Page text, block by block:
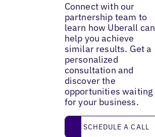
Connect with our
partnership team to
learn how Uberall can
help you achieve
similar results. Get a
personalized
consultation and
discover the
opportunities waiting
for your business.
Schedule a call
SCHEDULE A CALL